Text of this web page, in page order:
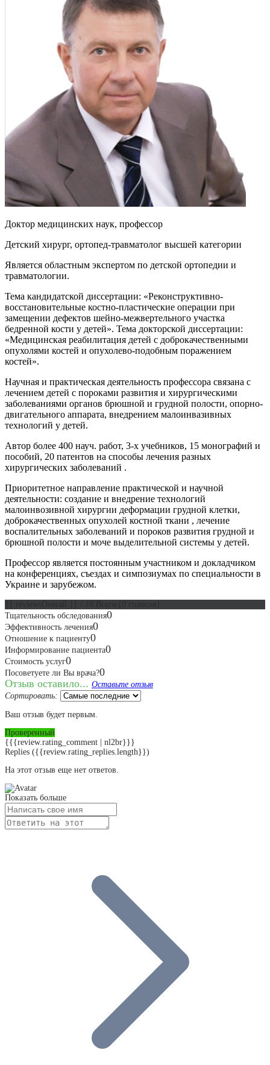
Доктор медицинских наук, профессор
Детский хирург, ортопед-травматолог высшей категории
Является областным экспертом по детской ортопедии и
травматологии.
Тема кандидатской диссертации: «Реконструктивно-
восстановительные костно-пластические операции при
замещении дефектов шейно-межвертельного участка
бедренной кости у детей». Тема докторской диссертации:
«Медицинская реабилитация детей с доброкачественными
опухолями костей и опухолево-подобным поражением
костей».
Научная и практическая деятельность профессора связана с
лечением детей с пороками развития и хирургическими
заболеваниями органов брюшной и грудной полости, опорно-
двигательного аппарата, внедрением малоинвазивных
технологий у детей.
Автор более 400 науч. работ, 3-х учебников, 15 монографий и
пособий, 20 патентов на способы лечения разных
хирургических заболеваний .
Приоритетное направление практической и научной
деятельности: создание и внедрение технологий
малоинвозивной хирургии деформации грудной клетки,
доброкачественных опухолей костной ткани , лечение
воспалительных заболеваний и пороков развития грудной и
брюшной полости и моче выделительной системы у детей.
Профессор является постоянным участником и докладчиком
на конференциях, съездах и симпозиумах по специальности в
Украине и зарубежом.
Тщательность обследования0
Эффективность лечения0
Отношение к пациенту0
Информирование пациента0
Стоимость услуг0
Посоветуете ли Вы врача?0
Отзыв оставило... Оставьте отзыв
Сортировать:
Ваш отзыв будет первым.
Проверенный
{{{review.rating_comment | nl2br}}}
Replies ({{review.rating_replies.length}})
На этот отзыв еще нет ответов.
Показать больше